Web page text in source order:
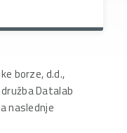
borze, d.d.,
Datalab
naslednje